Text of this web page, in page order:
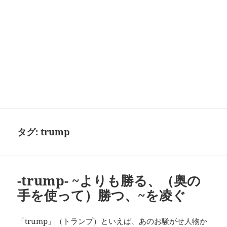
タグ:trump
-trump- ~よりも勝る、（奥の
手を使って）勝つ、~を凌ぐ
「trump」（トランプ）といえば、あのお騒がせ人物か